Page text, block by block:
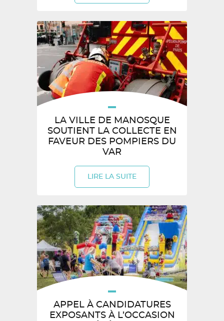
LA VILLE DE MANOSQUE
SOUTIENT LA COLLECTE EN
FAVEUR DES POMPIERS DU
VAR
LIRE LA SUITE
APPEL À CANDIDATURES
EXPOSANTS À L’OCCASION